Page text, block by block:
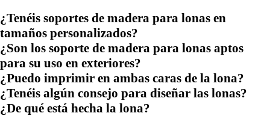
¿Tenéis soportes de madera para lonas en
tamaños personalizados?
¿Son los soporte de madera para lonas aptos
para su uso en exteriores?
¿Puedo imprimir en ambas caras de la lona?
¿Tenéis algún consejo para diseñar las lonas?
¿De qué está hecha la lona?